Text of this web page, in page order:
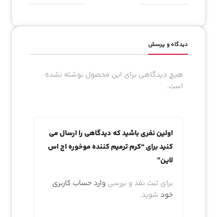
دیدگاه و پرسش
هیچ دیدگاهی برای این محصول نوشته نشده
است.
اولین نفری باشید که دیدگاهی را ارسال می
کنید برای “کرم ترمیم کننده موخوره اچ اس
لاین”
برای ثبت نقد و بررسی وارد حساب کاربری
خود شوید.